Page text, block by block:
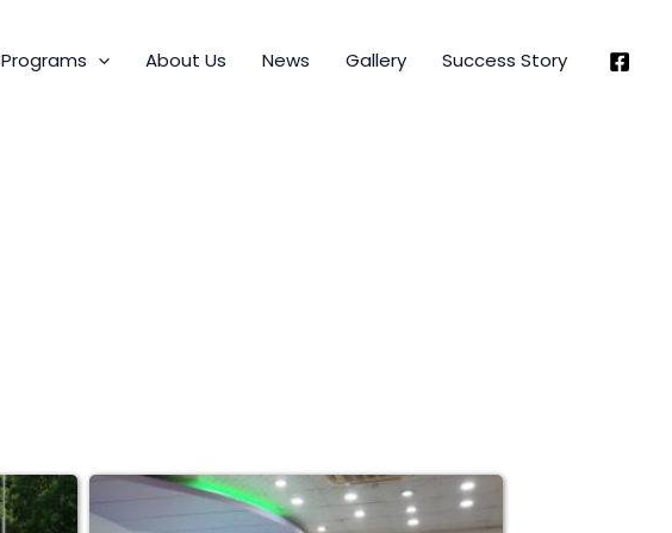
Programs About Us News Gallery Success Story